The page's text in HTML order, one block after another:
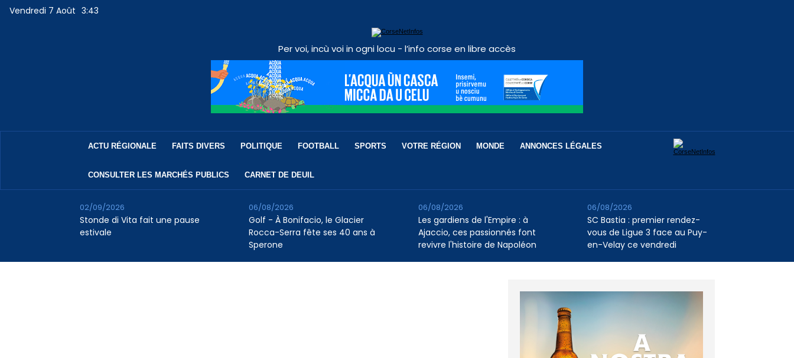
Vendredi 7 Août 3:43
Per voi, incù voi in ogni locu - l’info corse en libre accès
ACTU RÉGIONALE FAITS DIVERS POLITIQUE FOOTBALL SPORTS VOTRE RÉGION MONDE ANNONCES LÉGALES
CONSULTER LES MARCHÉS PUBLICS CARNET DE DEUIL
Stonde di Vita fait une pause
estivale
02/09/2026
Golf - À Bonifacio, le Glacier
Rocca-Serra fête ses 40 ans à
Sperone
06/08/2026
Les gardiens de l'Empire : à
Ajaccio, ces passionnés font
revivre l'histoire de Napoléon
06/08/2026
SC Bastia : premier rendez-
vous de Ligue 3 face au Puy-
en-Velay ce vendredi
06/08/2026